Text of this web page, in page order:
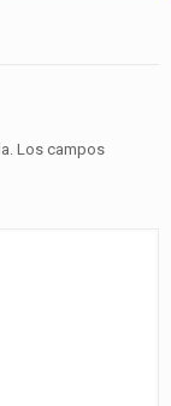
Los campos